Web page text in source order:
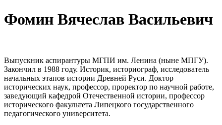
Фомин Вячеслав Васильевич
Выпускник аспирантуры МГПИ им. Ленина (ныне МПГУ).
Закончил в 1988 году. Историк, историограф, исследователь
начальных этапов истории Древней Руси. Доктор
исторических наук, профессор, проректор по научной работе,
заведующий кафедрой Отечественной истории, профессор
исторического факультета Липецкого государственного
педагогического университета.